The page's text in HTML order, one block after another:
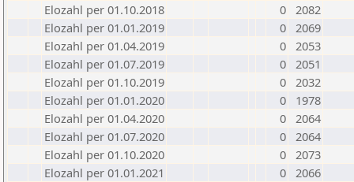
Elozahl per 01.10.2018
0 2082
Elozahl per 01.01.2019
0 2069
Elozahl per 01.04.2019
0 2053
Elozahl per 01.07.2019
0 2051
Elozahl per 01.10.2019
0 2032
Elozahl per 01.01.2020
0
1978
Elozahl per 01.04.2020
0 2064
Elozahl per 01.07.2020
0 2064
Elozahl per 01.10.2020
0 2073
Elozahl per 01.01.2021
0 2066